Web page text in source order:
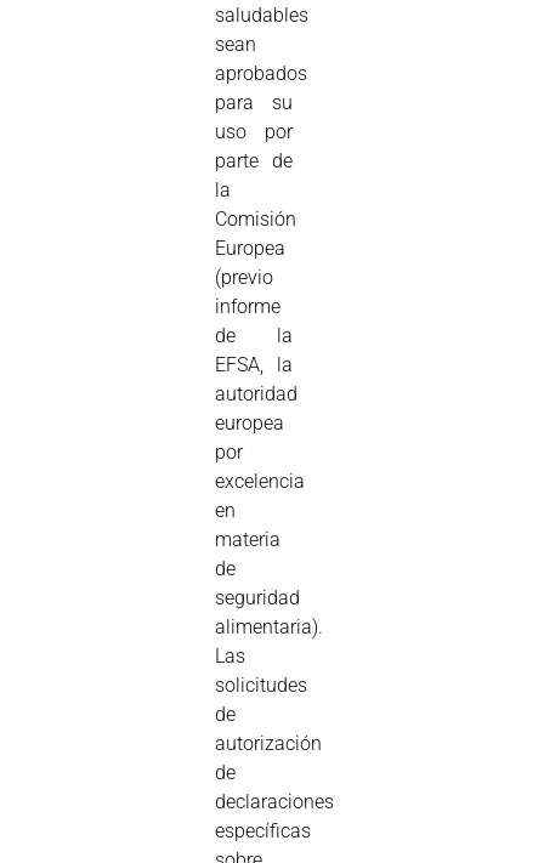
saludables
sean
aprobados
para su
uso por
parte de
la
Comisión
Europea
(previo
informe
de la
EFSA, la
autoridad
europea
por
excelencia
en
materia
de
seguridad
alimentaria).
Las
solicitudes
de
autorización
de
declaraciones
específicas